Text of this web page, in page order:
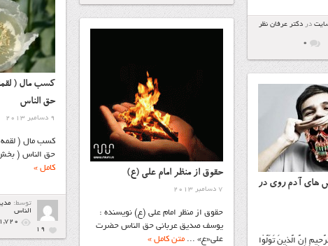
در دكتر عرفان نظر
۰
کسب مال (
حق الناس
9 دسامبر 2013
کسب مال ( لقمه
حق الناس (
کامل »
توسط:
الناس
1,720
19
حقوق از منظر امام علي (ع)
7 دسامبر 2013
حقوق از منظر امام علي (ع) نويسنده :
يوسف صديق عرباني حق الناس حضرت
علي«ع» ... متن کامل »
های آدم روی در
إِنَّ الَّذِينَ تَوَلَّوْا